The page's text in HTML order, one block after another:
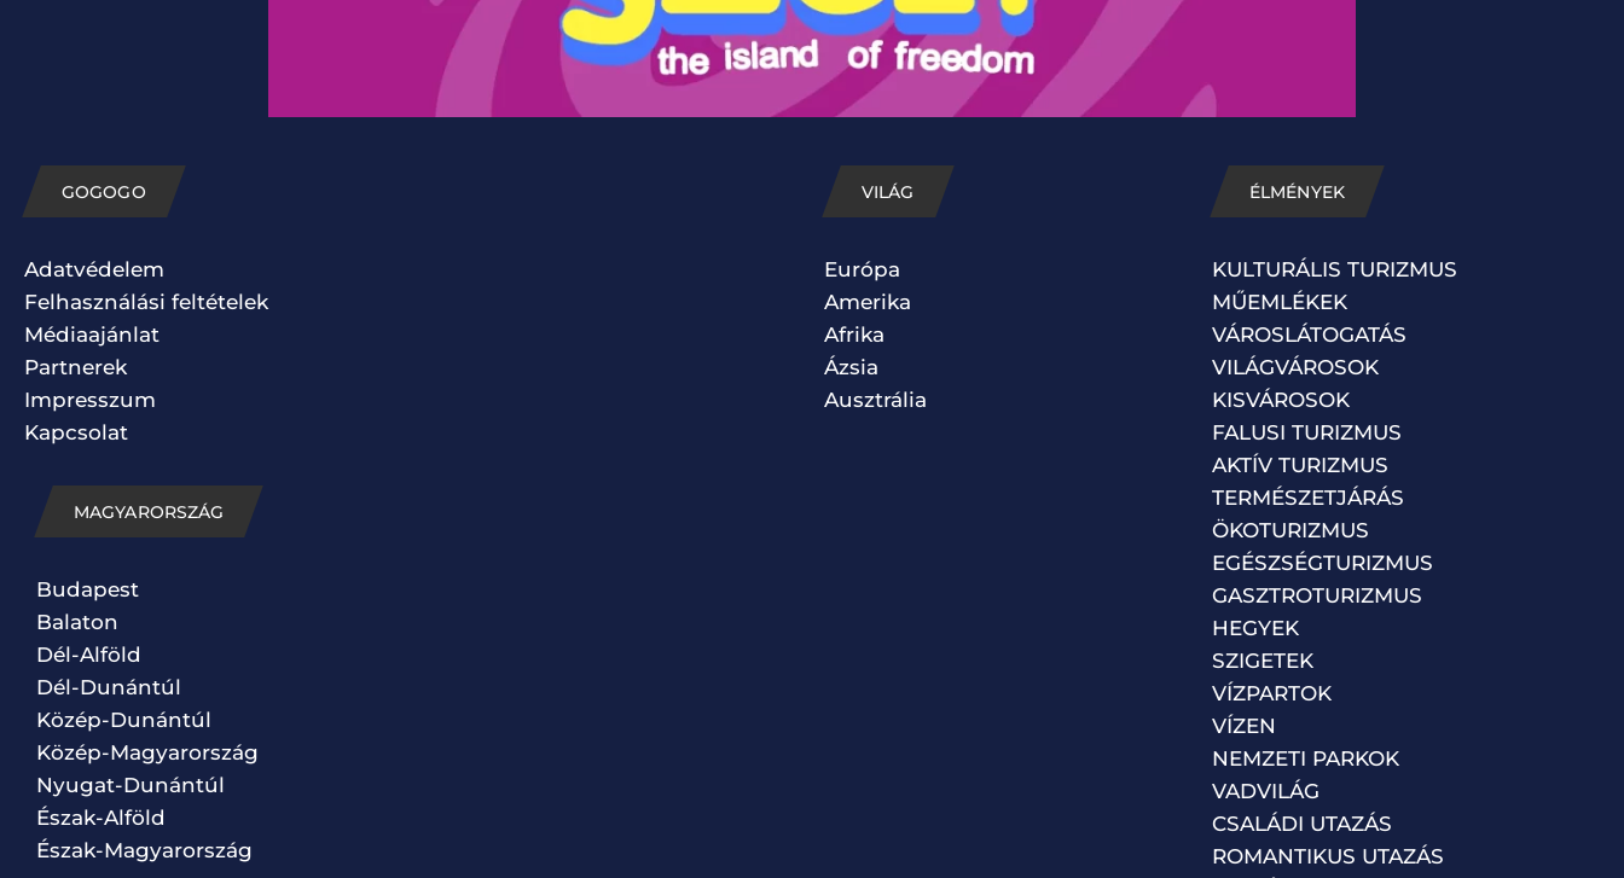
GOGOGO
Adatvédelem
Felhasználási feltételek
Médiaajánlat
Partnerek
Impresszum
Kapcsolat
MAGYARORSZÁG
Budapest
Balaton
Dél-Alföld
Dél-Dunántúl
Közép-Dunántúl
Közép-Magyarország
Nyugat-Dunántúl
Észak-Alföld
Észak-Magyarország
VILÁG
Európa
Amerika
Afrika
Ázsia
Ausztrália
ÉLMÉNYEK
KULTURÁLIS TURIZMUS
MŰEMLÉKEK
VÁROSLÁTOGATÁS
VILÁGVÁROSOK
KISVÁROSOK
FALUSI TURIZMUS
AKTÍV TURIZMUS
TERMÉSZETJÁRÁS
ÖKOTURIZMUS
EGÉSZSÉGTURIZMUS
GASZTROTURIZMUS
HEGYEK
SZIGETEK
VÍZPARTOK
VÍZEN
NEMZETI PARKOK
VADVILÁG
CSALÁDI UTAZÁS
ROMANTIKUS UTAZÁS